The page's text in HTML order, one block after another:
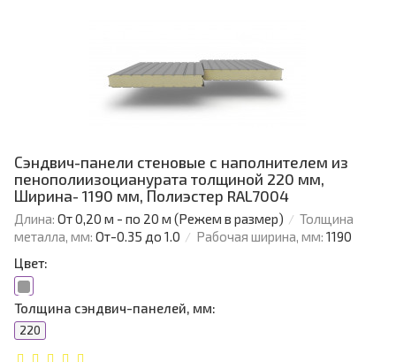
Сэндвич-панели стеновые с наполнителем из
пенополиизоцианурата толщиной 220 мм,
Ширина- 1190 мм, Полиэстер RAL7004
Длина: От 0,20 м - по 20 м (Режем в размер)
Толщина
металла, мм: От-0.35 до 1.0 Рабочая ширина, мм: 1190
Цвет:
Толщина сэндвич-панелей, мм:
220